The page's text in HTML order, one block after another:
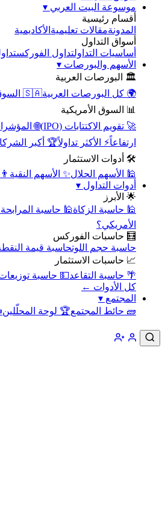
موسوعة البيت العربي ▾
أقسام رئيسية
المدونةمقالات تعليمية الأكاديمية
أسواق التداول
أساسيات التداولتداول الفوركس
الأسهم والبورصات ▾
🏛️ البورصات العربية
🌍 كل البورصات العربية🇸🇦 السوق السعودية
📊 السوق الأمريكية
🚀 تقويم الاكتتابات (IPO)
🌐
ارتفاعاً⚡ الأكثر تداولاً🏆 أكبر
🛠️ أدوات الاستثمار
🕌 الأسهم الحلال✨ الأسهم النقية
أدوات التداول ▾
🌟 الأبرز
🕌 حاسبة الزكاة🕌 حاسبة المرابحة
الأمريكي؟
🧮 حاسبات الفوركس
حاسبة حجم اللوتحاسبة قيمة
📈 حاسبات الاستثمار
🌴 حاسبة التقاعد💵 حاسبة توزيعات
كل الأدوات ←
المجتمع ▾
🧱 حائط المجتمع🏆 لوحة المحلّلين